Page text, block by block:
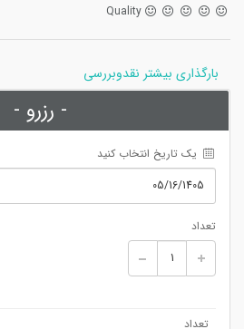
Quality
بارگذاری بیشتر نقدوبررسی
- رزرو -
یک تاریخ انتخاب کنید
تعداد
تعداد